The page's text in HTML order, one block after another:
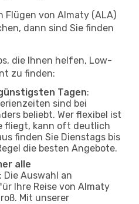
Flügen von Almaty (ALA)
dann sind Sie finden
die Ihnen helfen, Low-
zu finden:
Tagen:
sind bei
beliebt. Wer flexibel ist
fliegt, kann oft deutlich
finden Sie Dienstags bis
die besten Angebote.
alle
: Die Auswahl an
Ihre Reise von Almaty
Mit unserer